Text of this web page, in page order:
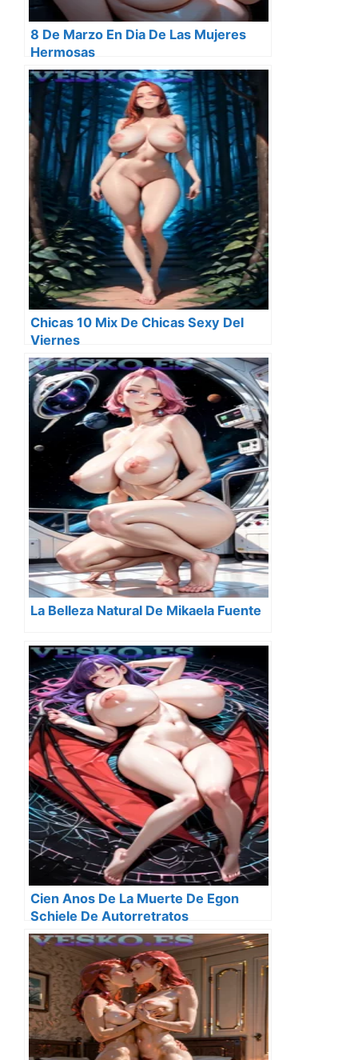
8 De Marzo En Dia De Las Mujeres
Hermosas
Chicas 10 Mix De Chicas Sexy Del
Viernes
La Belleza Natural De Mikaela Fuente
Cien Anos De La Muerte De Egon
Schiele De Autorretratos
Degenerados Y La Angustia De La
Carne